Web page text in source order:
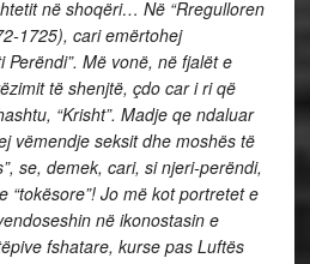
në shoqëri… Në “Rregulloren
1725), cari emërtohej
Perëndi”. Më vonë, në fjalët e
të shenjtë, çdo car i ri që
“Krisht”. Madje qe ndaluar
vëmendje seksit dhe moshës të
se, demek, cari, si njeri-perëndi,
“tokësore”! Jo më kot portretet e
në ikonostasin e
fshatare, kurse pas Luftës